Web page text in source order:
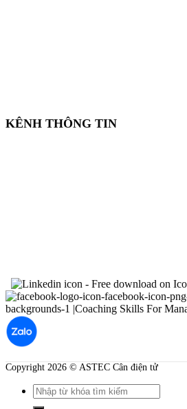
KÊNH THÔNG TIN
Copyright 2026 © ASTEC Cân điện tử
Search
for: